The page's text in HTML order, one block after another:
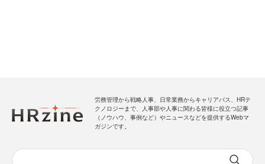
労務管理から戦略人事、日常業務からキャリアパス、HRテ
クノロジーまで、人事部や人事に関わる皆様に役立つ記事
（ノウハウ、事例など）やニュースなどを提供するWebマ
ガジンです。